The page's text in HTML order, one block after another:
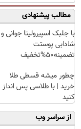
مطالب پیشنهادی
با جلبک اسپیرولینا جوانی و
شادابی پوستت
تضمینه50%تخفیف
چطور میشه قسطی طلا
خرید | با طلاسی پس انداز
کنید
از سراسر وب